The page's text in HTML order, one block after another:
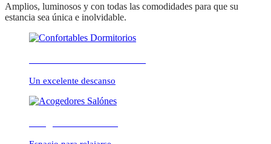
ambientes cálidos y
relajados
Amplios, luminosos y con todas las comodidades para que su
estancia sea única e inolvidable.
Un excelente descanso